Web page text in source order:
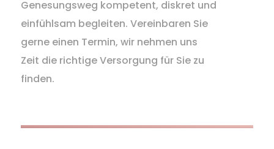
Genesungsweg kompetent, diskret und
einfühlsam begleiten. Vereinbaren Sie
gerne einen Termin, wir nehmen uns
Zeit die richtige Versorgung für Sie zu
finden.